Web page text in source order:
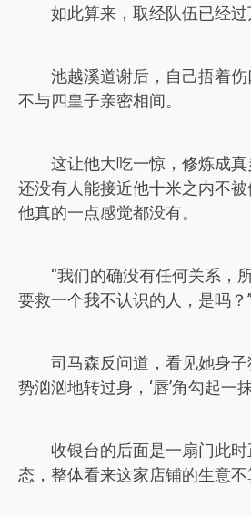
如此算来，取经队伍已经过
池越溪道谢后，自己捂着
不与四皇子亲密相间。
这让他大吃一惊，修炼成真
还没有人能接近他十米之内不
他真的一点感觉都没有。
“我们的确没有任何关系，
要救一个我不认识的人，是吗？”
司马森反问道，看见她身
势汹汹地转过身，‘唇’角勾起一
收银台的后面是一扇门此
态，整体看来这家店铺的生意不